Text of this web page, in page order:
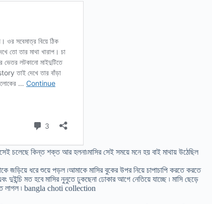
চলেছে কিন্ত শক্ত আর হলনা৷মাসির সেই সময়ে মনে হয় বাই মাথায় উঠেছিল
ধরে শুয়ে পড়ল ৷আমাকে মাসির বুকের উপর নিয়ে চাপাচাপি করতে করতে
দুইন্চি মত হবে মাসির নুনুতে ঢুকছেনা ঢোকার আগে নেতিয়ে যাচ্ছে ৷ মাসি ছেড়ে
লাগল ৷ bangla choti collection